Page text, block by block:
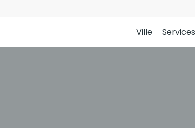
Ville Services